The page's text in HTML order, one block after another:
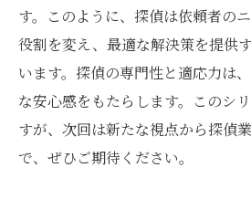
す。このように、探偵は依頼者の
役割を変え、最適な解決策を提供
います。探偵の専門性と適応力は
な安心感をもたらします。このシ
すが、次回は新たな視点から探偵
で、ぜひご期待ください。